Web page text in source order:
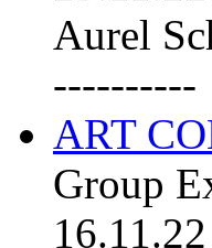
Aurel
----------
ART
Group
16.11.22